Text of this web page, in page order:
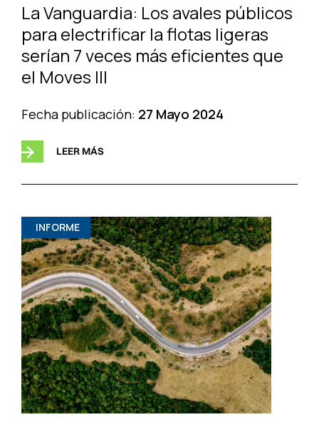
La Vanguardia: Los avales públicos
para electrificar la flotas ligeras
serían 7 veces más eficientes que
el Moves III
Fecha publicación: 27 Mayo 2024
LEER MÁS
INFORME